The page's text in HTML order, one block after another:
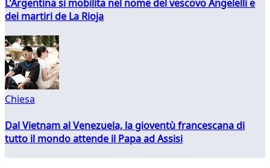
L'Argentina si mobilita nel nome del vescovo Angelelli e
dei martiri de La Rioja
Chiesa
Dal Vietnam al Venezuela, la gioventù francescana di
tutto il mondo attende il Papa ad Assisi